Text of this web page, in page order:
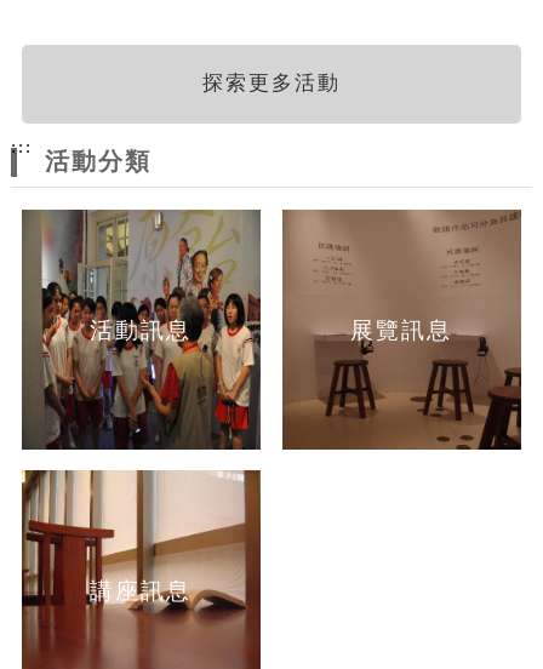
探索更多活動
:::
活動分類
活動訊息 展覽訊息
講座訊息